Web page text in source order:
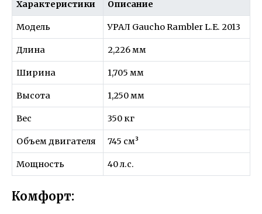
Характеристики Описание
Модель УРАЛ Gaucho Rambler L.E. 2013
Длина 2,226 мм
Ширина 1,705 мм
Высота 1,250 мм
Вес 350 кг
Объем двигателя 745 см³
Мощность 40 л.с.
Комфорт: